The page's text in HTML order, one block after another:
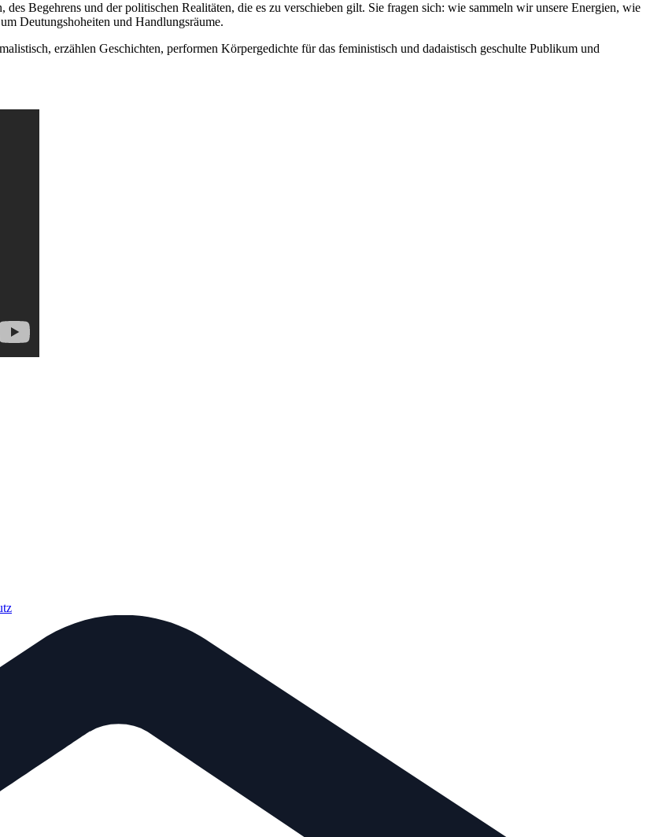
Begehrens und der politischen Realitäten, die es zu verschieben gilt. Sie fragen sich: wie sammeln wir unsere Energien, wie
Deutungshoheiten und Handlungsräume.
erzählen Geschichten, performen Körpergedichte für das feministisch und dadaistisch geschulte Publikum und